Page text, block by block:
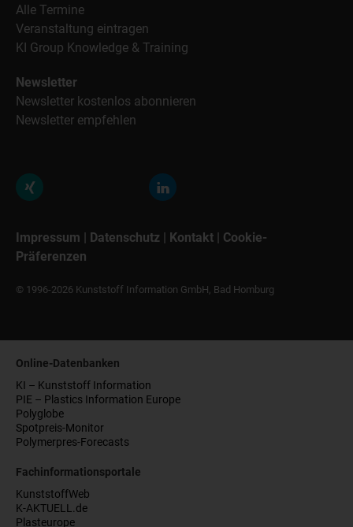
Alle Termine
Veranstaltung eintragen
KI Group Knowledge & Training
Newsletter
Newsletter kostenlos abonnieren
Newsletter empfehlen
Impressum Datenschutz Kontakt
Cookie-
Präferenzen
© 1996-2026 Kunststoff Information GmbH, Bad Homburg
Online-Datenbanken
KI – Kunststoff Information
PIE – Plastics Information Europe
Polyglobe
Spotpreis-Monitor
Polymerpres-Forecasts
Fachinformationsportale
KunststoffWeb
K-AKTUELL.de
Plasteurope